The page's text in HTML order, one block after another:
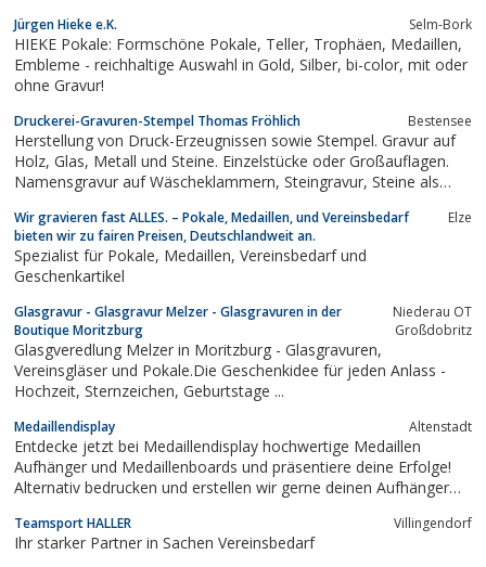
Jürgen Hieke e.K. Selm-Bork
HIEKE Pokale: Formschöne Pokale, Teller, Trophäen, Medaillen,
Embleme - reichhaltige Auswahl in Gold, Silber, bi-color, mit oder
ohne Gravur!
Druckerei-Gravuren-Stempel Thomas Fröhlich Bestensee
Herstellung von Druck-Erzeugnissen sowie Stempel. Gravur auf
Holz, Glas, Metall und Steine. Einzelstücke oder Großauflagen.
Namensgravur auf Wäscheklammern, Steingravur, Steine als
Wir gravieren fast ALLES. – Pokale, Medaillen, und Vereinsbedarf
bieten wir zu fairen Preisen, Deutschlandweit an.
Elze
Spezialist für Pokale, Medaillen, Vereinsbedarf und
Geschenkartikel
Glasgravur - Glasgravur Melzer - Glasgravuren in der
Boutique Moritzburg
Niederau OT
Großdobritz
Glasgveredlung Melzer in Moritzburg - Glasgravuren,
Vereinsgläser und Pokale.Die Geschenkidee für jeden Anlass -
Hochzeit, Sternzeichen, Geburtstage ...
Medaillendisplay Altenstadt
Entdecke jetzt bei Medaillendisplay hochwertige Medaillen
Aufhänger und Medaillenboards und präsentiere deine Erfolge!
Alternativ bedrucken und erstellen wir gerne deinen Aufhänger
Teamsport HALLER Villingendorf
Ihr starker Partner in Sachen Vereinsbedarf